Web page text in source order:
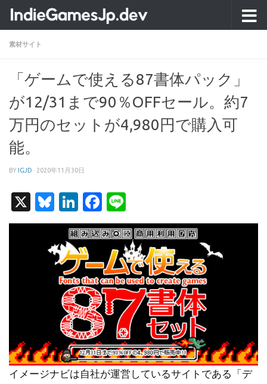
コンテンツへスキップ
素材サイト
「ゲームで使える87書体パック」
が12/31まで90％OFFセール。約7
万円のセットが4,980円で購入可
能。
BY IGJD · 2020年11月30日
X Bluesky
LinkedIn
Facebook
イメージナビは自社が運営しているサイトである「デ